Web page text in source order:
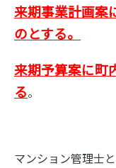
来期事業計画案
のとする。
来期予算案に町
る。
マンション管理士